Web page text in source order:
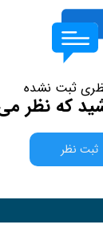
ثبت نشده
که نظر
ثبت نظر